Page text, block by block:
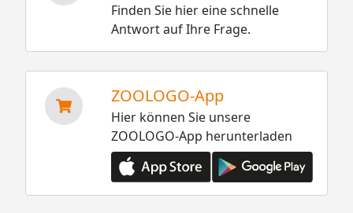
Finden Sie hier eine schnelle
Antwort auf Ihre Frage.
ZOOLOGO-App
Hier können Sie unsere
ZOOLOGO-App herunterladen